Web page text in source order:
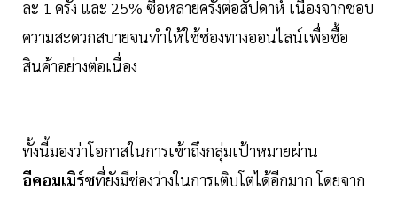
ละ 1 ครั้ง และ 25% ซื้อหลายครั้งต่อสัปดาห์ เนื่องจากชอบ
ความสะดวกสบายจนทำให้ใช้ช่องทางออนไลน์เพื่อซื้อ
สินค้าอย่างต่อเนื่อง
ทั้งนี้มองว่าโอกาสในการเข้าถึงกลุ่มเป้าหมายผ่าน
อีคอมเมิร์ซที่ยังมีช่องว่างในการเติบโตได้อีกมาก โดยจาก